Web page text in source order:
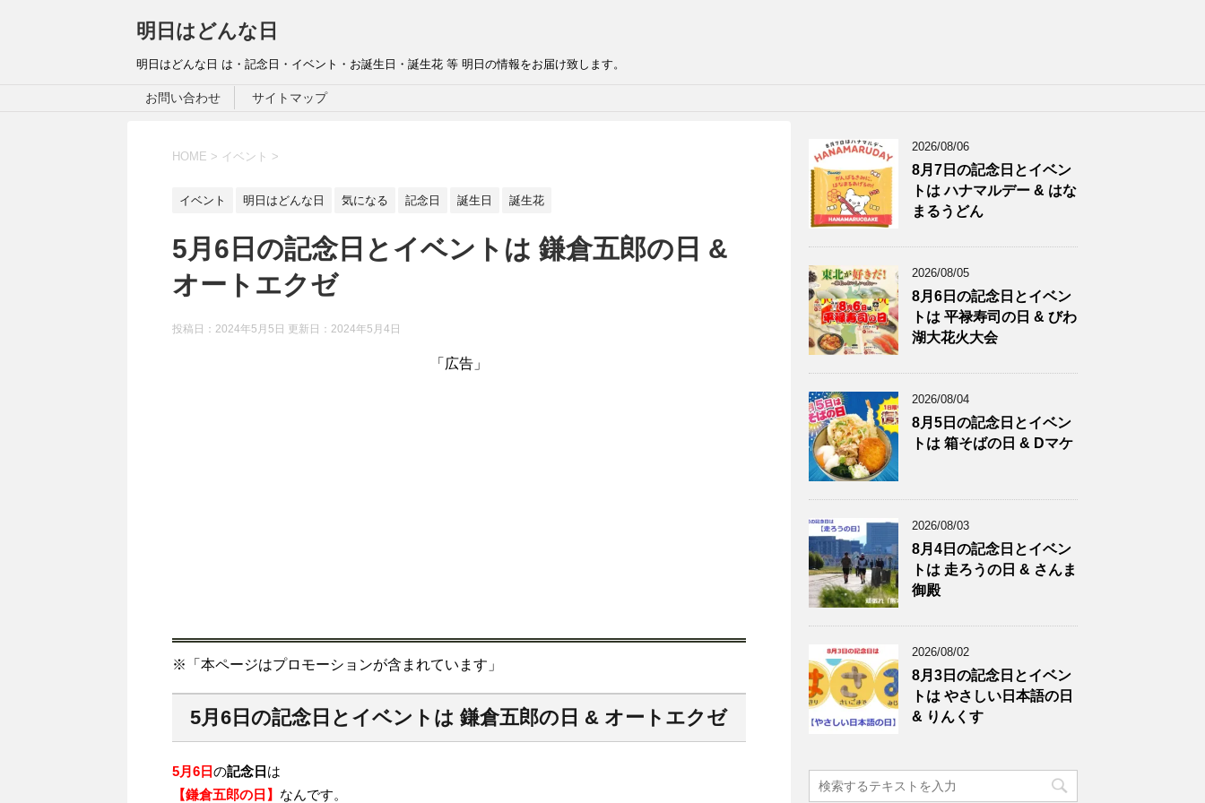
明日はどんな日
明日はどんな日 は・記念日・イベント・お誕生日・誕生花 等 明日の情報をお届け致します。
お問い合わせ サイトマップ
HOME > イベント >
イベント 明日はどんな日 気になる 記念日 誕生日 誕生花
5月6日の記念日とイベントは 鎌倉五郎の日 &
オートエクゼ
投稿日：2024年5月5日 更新日： 2024年5月4日
「広告」
※「本ページはプロモーションが含まれています」
5月6日の記念日とイベントは 鎌倉五郎の日 & オートエクゼ
5月6日の記念日 は
【鎌倉五郎の日】 なんです。
2026/08/06
8月7日の記念日とイベン
トは ハナマルデー & はな
まるうどん
2026/08/05
8月6日の記念日とイベン
トは 平禄寿司の日 & びわ
湖大花火大会
2026/08/04
8月5日の記念日とイベン
トは 箱そばの日 & Dマケ
2026/08/03
8月4日の記念日とイベン
トは 走ろうの日 & さんま
御殿
2026/08/02
8月3日の記念日とイベン
トは やさしい日本語の日
& りんくす